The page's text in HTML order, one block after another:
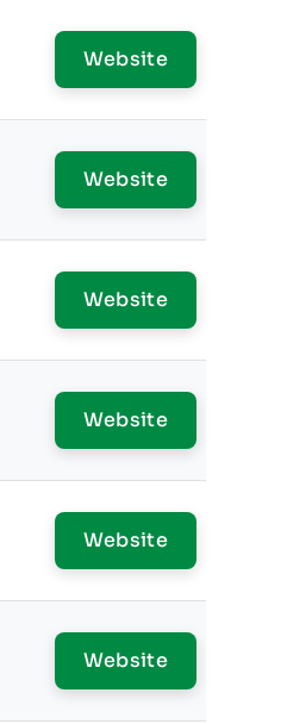
Website
Website
Website
Website
Website
Website